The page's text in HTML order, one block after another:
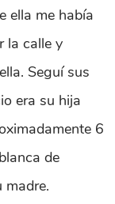
ella me había
la calle y
Seguí sus
era su hija
6
de
madre.